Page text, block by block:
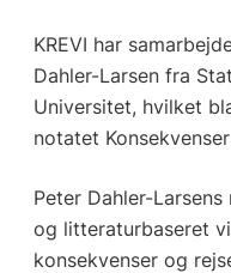
KREVI har
Dahler-Larsen fra
Universitet, hvilket
notatet
Peter Dahler-
og litteraturbaseret
konsekvenser og